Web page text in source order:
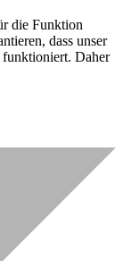
die Funktion
dass unser
funktioniert. Daher